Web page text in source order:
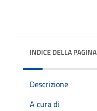
INDICE DELLA PAGINA
Descrizione
A cura di